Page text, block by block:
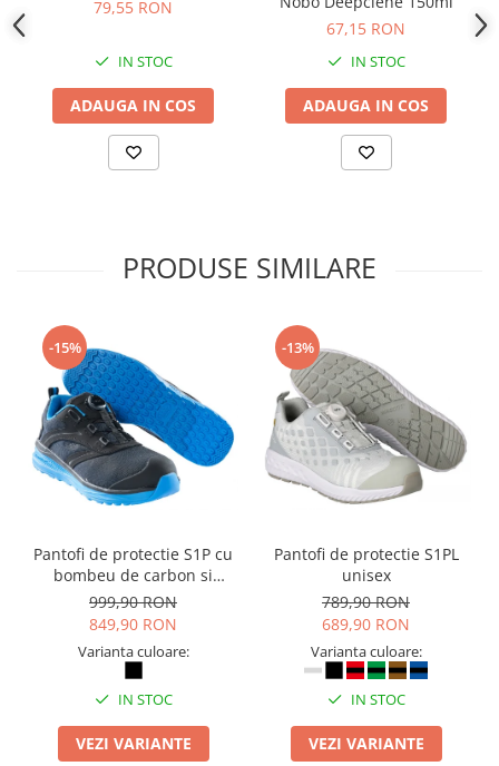
79,55 RON
IN STOC
ADAUGA IN COS
67,15 RON
IN STOC
ADAUGA IN COS
PRODUSE SIMILARE
-15%
Pantofi de protectie S1P cu
bombeu de carbon si
inchidere BOAÂ® Fit
999,90 RON
849,90 RON
Varianta culoare:
IN STOC
VEZI VARIANTE
-13%
Pantofi de protectie S1PL
unisex
789,90 RON
689,90 RON
Varianta culoare:
IN STOC
VEZI VARIANTE